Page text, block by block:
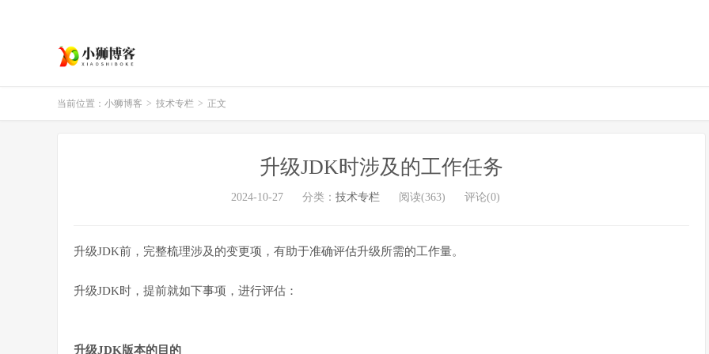
当前位置： 小狮博客 > 技术专栏 > 正文
升级JDK时涉及的工作任务
2024-10-27 分类： 技术专栏 阅读(363) 评论(0)
升级JDK前，完整梳理涉及的变更项，有助于准确评估升级所需的工作量。
升级JDK时，提前就如下事项，进行评估：
升级JDK版本的目的